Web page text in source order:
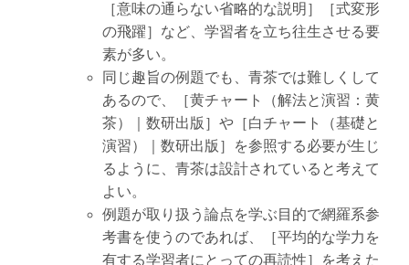
［意味の通らない省略的な説明］［式変形
の飛躍］など、学習者を立ち往生させる要
素が多い。
同じ趣旨の例題でも、青茶では難しくして
あるので、［黄チャート（解法と演習：黄
茶）｜数研出版］や［白チャート（基礎と
演習）｜数研出版］を参照する必要が生じ
るように、青茶は設計されていると考えて
よい。
例題が取り扱う論点を学ぶ目的で網羅系参
考書を使うのであれば、［平均的な学力を
有する学習者にとっての再読性］を考えた